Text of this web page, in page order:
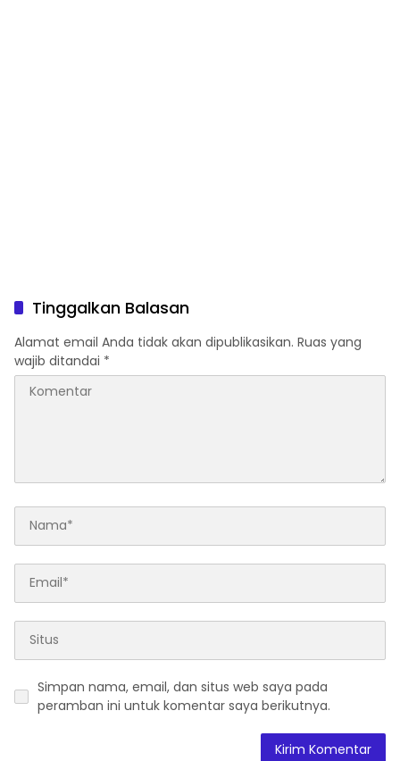
Tinggalkan Balasan
Alamat email Anda tidak akan dipublikasikan. Ruas yang
wajib ditandai *
Simpan nama, email, dan situs web saya pada
peramban ini untuk komentar saya berikutnya.